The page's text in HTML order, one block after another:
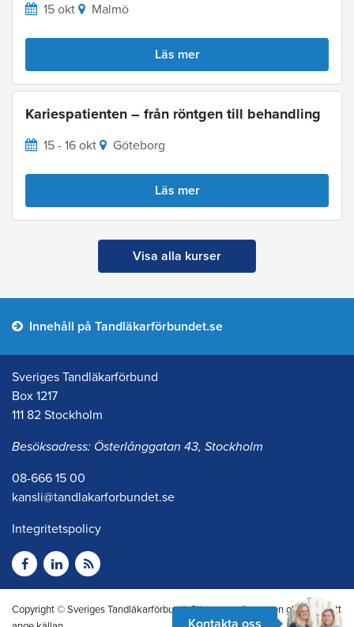
15 okt Malmö
Läs mer
Kariespatienten – från röntgen till behandling
15 - 16 okt Göteborg
Läs mer
Visa alla kurser
Kontakta oss
Innehåll på Tandläkarförbundet.se
Sveriges Tandläkarförbund
Box 1217
111 82 Stockholm
Besöksadress: Österlånggatan 43, Stockholm
08-666 15 00
kansli@tandlakarforbundet.se
Integritetspolicy
Copyright © Sveriges Tandläkarförbund. Citera oss gärna men glöm inte att